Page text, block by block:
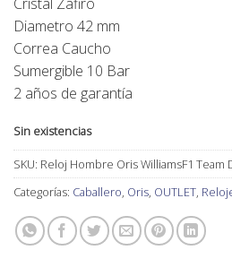
Diametro 42 mm
Correa Caucho
Sumergible 10 Bar
2 años de garantía
Sin existencias
SKU: Reloj Hombre Oris WilliamsF1 Team
Categorías: Caballero Oris OUTLET